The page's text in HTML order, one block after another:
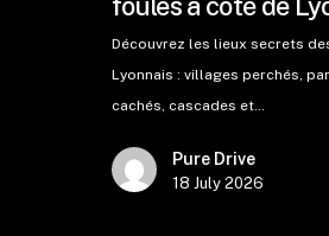
Découvrez les lieux secrets
Lyonnais : villages perchés,
cachés, cascades et…
Pure Drive
18 July 2026